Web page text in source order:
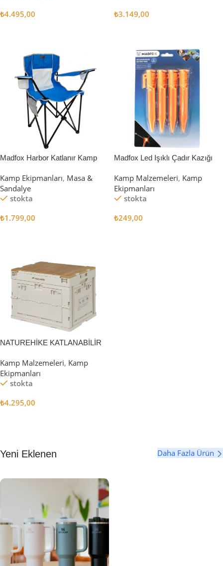
₺4.495,00
₺3.149,00
Madfox Harbor Katlanır Kamp
Kamp Ekipmanları, Masa &
Sandalye
stokta
₺1.799,00
Madfox Led Işıklı Çadır Kazığı
Kamp Malzemeleri, Kamp
Ekipmanları
stokta
₺249,00
NATUREHİKE KATLANABİLİR
Kamp Malzemeleri, Kamp
Ekipmanları
stokta
₺4.295,00
Yeni Eklenen Daha Fazla Ürün